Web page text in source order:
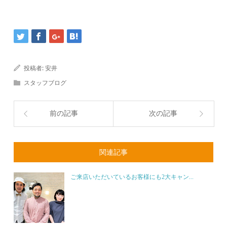
投稿者:安井
スタッフブログ
前の記事 次の記事
関連記事
ご来店いただいているお客様にも2大キャン...